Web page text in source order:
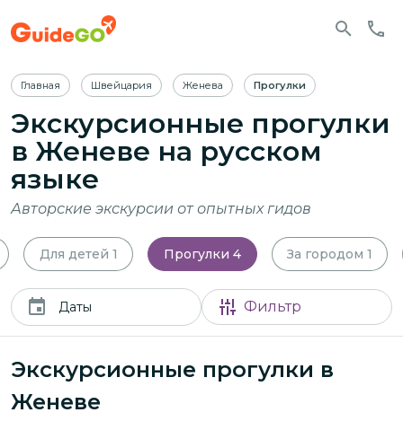
Главная Швейцария Женева Прогулки
Экскурсионные прогулки
в Женеве на русском
языке
Авторские экскурсии от опытных гидов
Для детей 1 Прогулки 4 За городом 1
Даты Фильтр
Экскурсионные прогулки в
Женеве